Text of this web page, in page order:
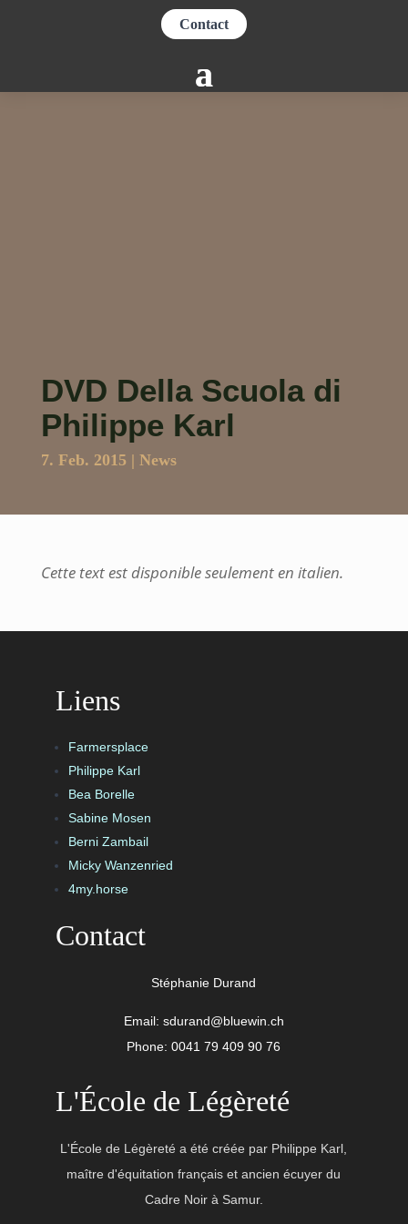
Contact
DVD Della Scuola di
Philippe Karl
7. Feb. 2015 | News
Cette text est disponible seulement en italien.
Liens
Farmersplace
Philippe Karl
Bea Borelle
Sabine Mosen
Berni Zambail
Micky Wanzenried
4my.horse
Contact
Stéphanie Durand
Email: sdurand@bluewin.ch
Phone: 0041 79 409 90 76
L'École de Légèreté
L'École de Légèretéa été créée par Philippe Karl,
maître d'équitation français et ancien écuyer du
Cadre Noir à Samur.